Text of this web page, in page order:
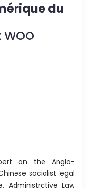
du
on the Anglo-
socialist legal
Administrative Law